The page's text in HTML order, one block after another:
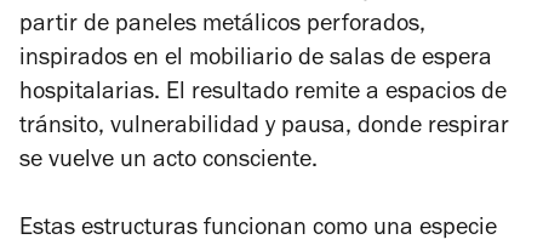
partir de paneles metálicos perforados,
inspirados en el mobiliario de salas de espera
hospitalarias. El resultado remite a espacios de
tránsito, vulnerabilidad y pausa, donde respirar
se vuelve un acto consciente.
Estas estructuras funcionan como una especie